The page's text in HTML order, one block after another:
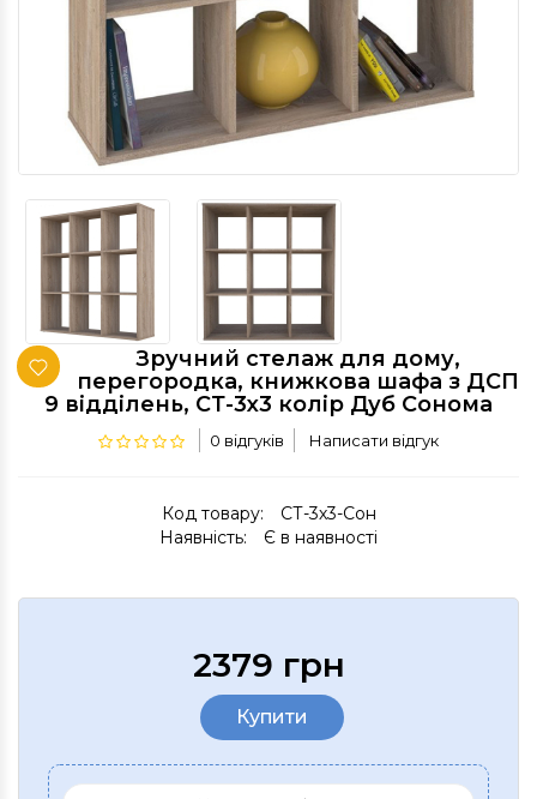
Зручний стелаж для дому,
перегородка, книжкова шафа з ДСП
9 відділень, СТ-3х3 колір Дуб Сонома
0 відгуків Написати відгук
Код товару:
СТ-3х3-Сон
Наявність:
Є в наявності
2379 грн
Купити